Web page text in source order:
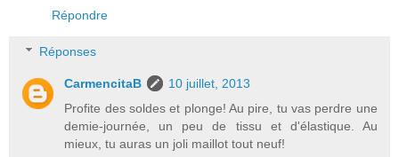
Répondre
Réponses
CarmencitaB
10 juillet, 2013
Profite des soldes et plonge! Au pire, tu vas perdre une
demie-journée, un peu de tissu et d'élastique. Au
mieux, tu auras un joli maillot tout neuf!